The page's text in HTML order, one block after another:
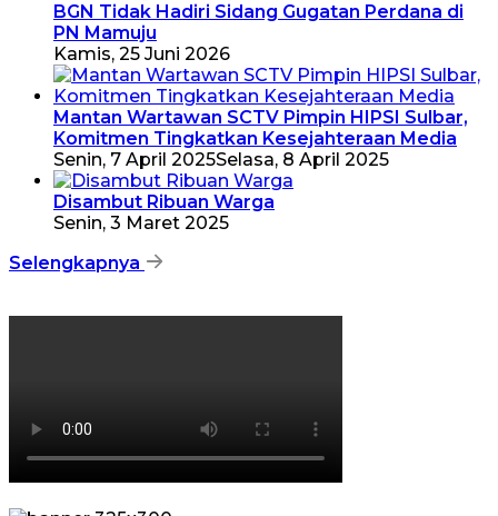
BGN Tidak Hadiri Sidang Gugatan Perdana di
PN Mamuju
Kamis, 25 Juni 2026
Mantan Wartawan SCTV Pimpin HIPSI Sulbar,
Komitmen Tingkatkan Kesejahteraan Media
Senin, 7 April 2025Selasa, 8 April 2025
Disambut Ribuan Warga
Senin, 3 Maret 2025
Selengkapnya